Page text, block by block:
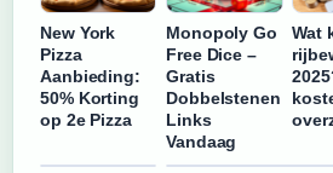
New York
Pizza
Aanbieding:
50% Korting
op 2e Pizza
Monopoly Go
Free Dice –
Gratis
Dobbelstenen
Links
Vandaag
Wat